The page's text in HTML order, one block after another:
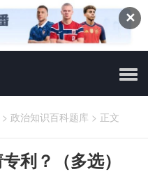
✕
> 政治知识百科题库 > 正文
利？（多选）